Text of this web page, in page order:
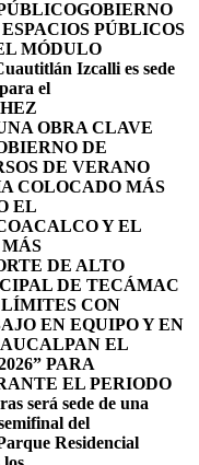
GOBIERNO
PÚBLICOS
MÓDULO
Izcalli es sede
el
OBRA CLAVE
DE
DE VERANO
COLOCADO MÁS
EL
Y EL
DE ALTO
DE TECÁMAC
CON
EN EQUIPO Y EN
EL
PARA
EL PERIODO
será sede de una
del
Residencial